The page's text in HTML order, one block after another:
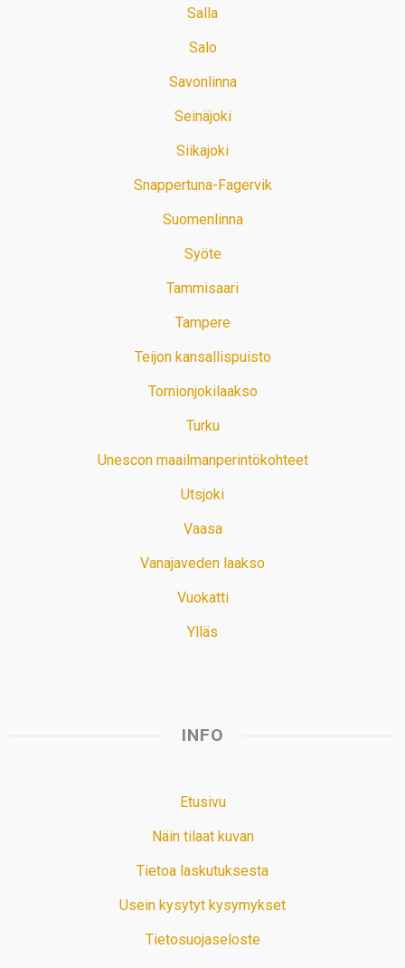
Salla
Salo
Savonlinna
Seinäjoki
Siikajoki
Snappertuna-Fagervik
Suomenlinna
Syöte
Tammisaari
Tampere
Teijon kansallispuisto
Tornionjokilaakso
Turku
Unescon maailmanperintökohteet
Utsjoki
Vaasa
Vanajaveden laakso
Vuokatti
Ylläs
INFO
Etusivu
Näin tilaat kuvan
Tietoa laskutuksesta
Usein kysytyt kysymykset
Tietosuojaseloste